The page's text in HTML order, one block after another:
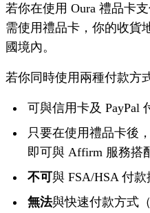
若你在使用 Oura 禮品卡
需使用禮品卡，你的收貨
國境內。
若你同時使用兩種付款方
可與信用卡及 PayPal
只要在使用禮品卡後
即可與 Affirm 服務搭
不可與 FSA/HSA 付款
無法與快速付款方式（